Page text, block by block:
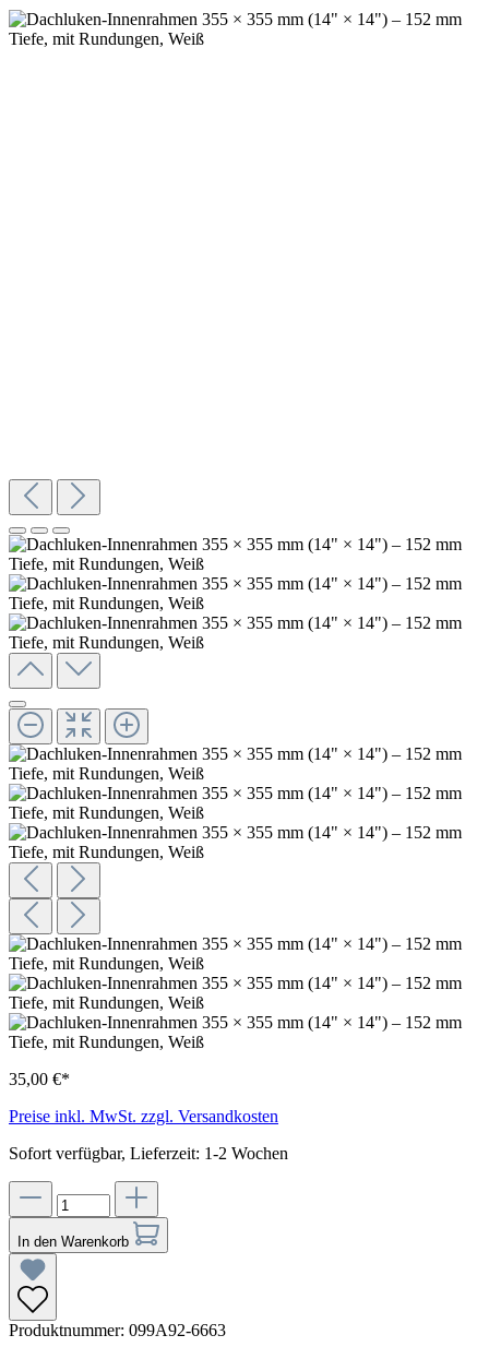
35,00 €*
Preise inkl. MwSt. zzgl. Versandkosten
Sofort verfügbar, Lieferzeit: 1-2 Wochen
In den Warenkorb
Produktnummer: 099A92-6663